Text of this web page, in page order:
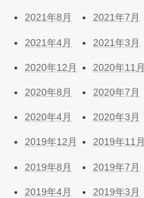
2021年8月 2021年7月
2021年4月 2021年3月
2020年12月 2020年11月
2020年8月 2020年7月
2020年4月 2020年3月
2019年12月 2019年11月
2019年8月 2019年7月
2019年4月 2019年3月